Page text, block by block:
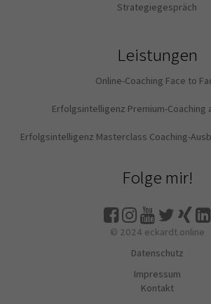
Strategiegespräch
Leistungen
Online-Coaching Face to
Erfolgsintelligenz Premium-Coaching
Erfolgsintelligenz Masterclass Coaching-
Folge mir!
© 2024 eckardt.online
Datenschutz
Impressum
Kontakt